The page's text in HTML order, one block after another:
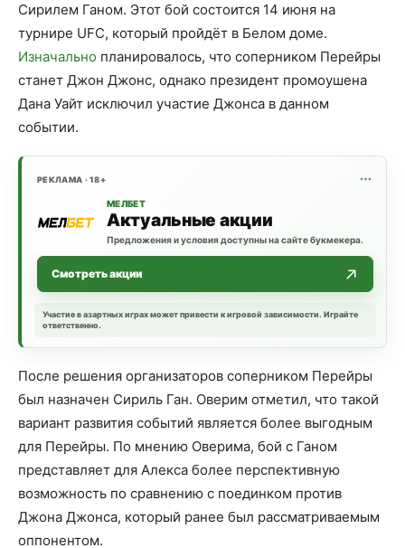
Сирилем Ганом. Этот бой состоится 14 июня на
турнире UFC, который пройдёт в Белом доме.
Изначально планировалось, что соперником Перейры
станет Джон Джонс, однако президент промоушена
Дана Уайт исключил участие Джонса в данном
событии.
РЕКЛАМА · 18+
МЕЛБЕТ
Актуальные акции
Предложения и условия доступны на сайте букмекера.
Смотреть акции
Участие в азартных играх может привести к игровой зависимости. Играйте
ответственно.
После решения организаторов соперником Перейры
был назначен Сириль Ган. Оверим отметил, что такой
вариант развития событий является более выгодным
для Перейры. По мнению Оверима, бой с Ганом
представляет для Алекса более перспективную
возможность по сравнению с поединком против
Джона Джонса, который ранее был рассматриваемым
оппонентом.